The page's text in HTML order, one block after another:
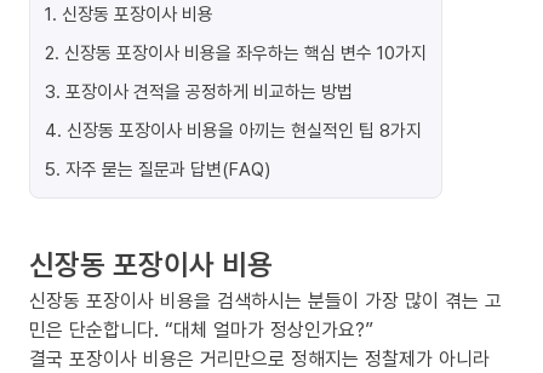
1. 신장동 포장이사 비용
2. 신장동 포장이사 비용을 좌우하는 핵심 변수 10가지
3. 포장이사 견적을 공정하게 비교하는 방법
4. 신장동 포장이사 비용을 아끼는 현실적인 팁 8가지
5. 자주 묻는 질문과 답변(FAQ)
신장동 포장이사 비용
신장동 포장이사 비용을 검색하시는 분들이 가장 많이 겪는 고
민은 단순합니다. “대체 얼마가 정상인가요?”
결국 포장이사 비용은 거리만으로 정해지는 정찰제가 아니라